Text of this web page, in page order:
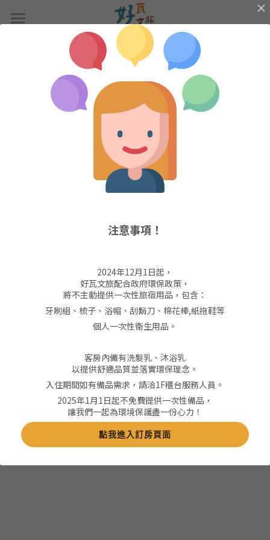
禪靜田園｜豪華加大床​
恬心蜜語｜標準雙人房
豐盛莊園｜家庭房
優惠資訊
禪靜田園．豪華加大床​
﹡床型：加大雙人床 x1
×
商品分類
所有商品分類
注意事項！
2024年12月1日起，
好瓦文旅配合政府環保政策，
將不主動提供一次性旅宿用品，包含：
牙刷組、梳子、浴帽、刮鬍刀、棉花棒,紙拖鞋等
個人一次性衛生用品。
客房內備有洗髮乳、沐浴乳
以提供舒適品質並落實環保理念。
入住期間如有備品需求，請洽1F櫃台服務人員。
2025年1月1日起不免費提供一次性備品，
讓我們一起為環境保護盡一份心力！
點我進入訂房頁面